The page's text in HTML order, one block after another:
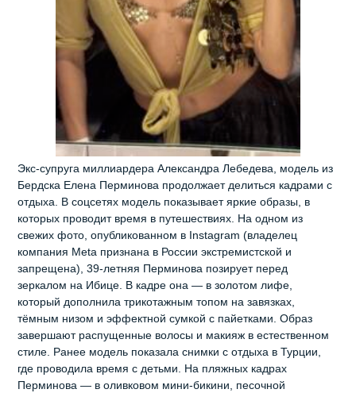
Экс‑супруга миллиардера Александра Лебедева, модель из
Бердска Елена Перминова продолжает делиться кадрами с
отдыха. В соцсетях модель показывает яркие образы, в
которых проводит время в путешествиях. На одном из
свежих фото, опубликованном в Instagram (владелец
компания Meta признана в России экстремистской и
запрещена), 39‑летняя Перминова позирует перед
зеркалом на Ибице. В кадре она — в золотом лифе,
который дополнила трикотажным топом на завязках,
тёмным низом и эффектной сумкой с пайетками. Образ
завершают распущенные волосы и макияж в естественном
стиле. Ранее модель показала снимки с отдыха в Турции,
где проводила время с детьми. На пляжных кадрах
Перминова — в оливковом мини‑бикини, песочной